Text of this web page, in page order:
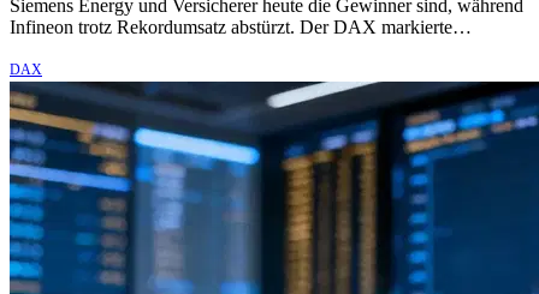
Siemens Energy und Versicherer heute die Gewinner sind, während
Infineon trotz Rekordumsatz abstürzt. Der DAX markierte…
DAX